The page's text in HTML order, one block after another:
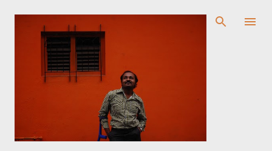
முதன்மை உள்ளடக்கத்திற்குச் செல்